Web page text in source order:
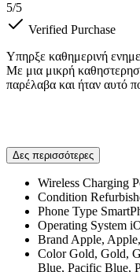
5/5
Verified Purchase
Υπηρξε καθημερινή
Με μια μικρή
παρέλαβα και ήταν αυτό
Δες περισσότερες
Wireless Charging
Condition
Phone Type
Operating System
Brand Apple,
Color Gold, Gold,
Blue, Pacific Blue,